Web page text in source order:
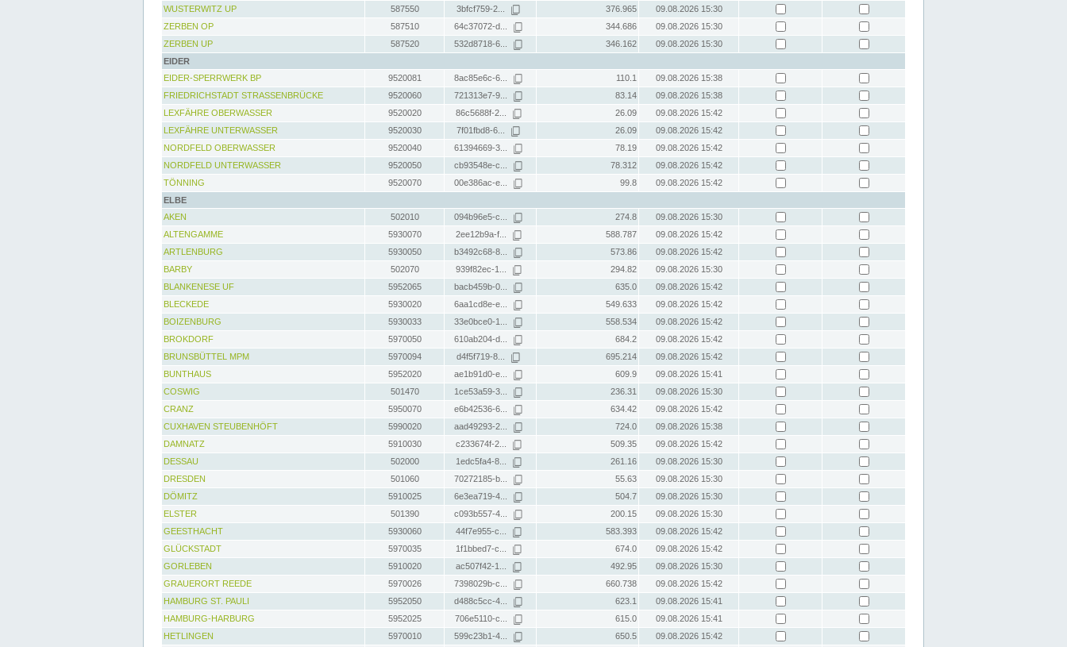
WUSTERWITZ UP
587550 3bfcf759-2... 376.965
09.08.2026 15:30
ZERBEN OP
587510 64c37072-d... 344.686
09.08.2026 15:30
ZERBEN UP
587520 532d8718-6... 346.162
09.08.2026 15:30
EIDER
EIDER-SPERRWERK BP
9520081 8ac85e6c-6... 110.1
09.08.2026 15:38
FRIEDRICHSTADT STRASSENBRÜCKE
9520060 721313e7-9... 83.14
09.08.2026 15:38
LEXFÄHRE OBERWASSER
9520020 86c5688f-2... 26.09
09.08.2026 15:42
LEXFÄHRE UNTERWASSER
9520030 7f01fbd8-6... 26.09
09.08.2026 15:42
NORDFELD OBERWASSER
9520040 61394669-3... 78.19
09.08.2026 15:42
NORDFELD UNTERWASSER
9520050 cb93548e-c... 78.312
09.08.2026 15:42
TÖNNING
9520070 00e386ac-e... 99.8
09.08.2026 15:42
ELBE
AKEN
502010 094b96e5-c... 274.8
09.08.2026 15:30
ALTENGAMME
5930070 2ee12b9a-f... 588.787
09.08.2026 15:42
ARTLENBURG
5930050 b3492c68-8... 573.86
09.08.2026 15:42
BARBY
502070 939f82ec-1... 294.82
09.08.2026 15:30
BLANKENESE UF
5952065 bacb459b-0... 635.0
09.08.2026 15:42
BLECKEDE
5930020 6aa1cd8e-e... 549.633
09.08.2026 15:42
BOIZENBURG
5930033 33e0bce0-1... 558.534
09.08.2026 15:42
BROKDORF
5970050 610ab204-d... 684.2
09.08.2026 15:42
BRUNSBÜTTEL MPM
5970094 d4f5f719-8... 695.214
09.08.2026 15:42
BUNTHAUS
5952020 ae1b91d0-e... 609.9
09.08.2026 15:41
COSWIG
501470 1ce53a59-3... 236.31
09.08.2026 15:30
CRANZ
5950070 e6b42536-6... 634.42
09.08.2026 15:42
CUXHAVEN STEUBENHÖFT
5990020 aad49293-2... 724.0
09.08.2026 15:38
DAMNATZ
5910030 c233674f-2... 509.35
09.08.2026 15:42
DESSAU
502000 1edc5fa4-8... 261.16
09.08.2026 15:30
DRESDEN
501060 70272185-b... 55.63
09.08.2026 15:30
DÖMITZ
5910025 6e3ea719-4... 504.7
09.08.2026 15:30
ELSTER
501390 c093b557-4... 200.15
09.08.2026 15:30
GEESTHACHT
5930060 44f7e955-c... 583.393
09.08.2026 15:42
GLÜCKSTADT
5970035 1f1bbed7-c... 674.0
09.08.2026 15:42
GORLEBEN
5910020 ac507f42-1... 492.95
09.08.2026 15:30
GRAUERORT REEDE
5970026 7398029b-c... 660.738
09.08.2026 15:42
HAMBURG ST. PAULI
5952050 d488c5cc-4... 623.1
09.08.2026 15:41
HAMBURG-HARBURG
5952025 706e5110-c... 615.0
09.08.2026 15:41
HETLINGEN
5970010 599c23b1-4... 650.5
09.08.2026 15:42